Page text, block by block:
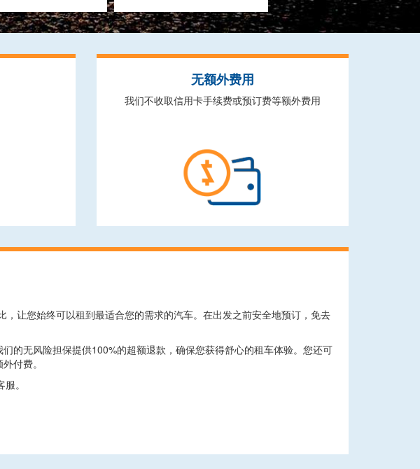
无额外费用
我们不收取信用卡手续费或预订费等额外费用
让您始终可以租到最适合您的需求的汽车。在出发之前安全地预订，免去
的无风险担保提供100%的超额退款，确保您获得舒心的租车体验。您还可
付费。
。